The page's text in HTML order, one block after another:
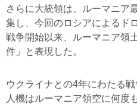
さらに大統領は、ルーマニア
集し、今回のロシアによるド
戦争開始以来、ルーマニア領
件」と表現した。
ウクライナとの4年にわたる
人機はルーマニア領空に何度